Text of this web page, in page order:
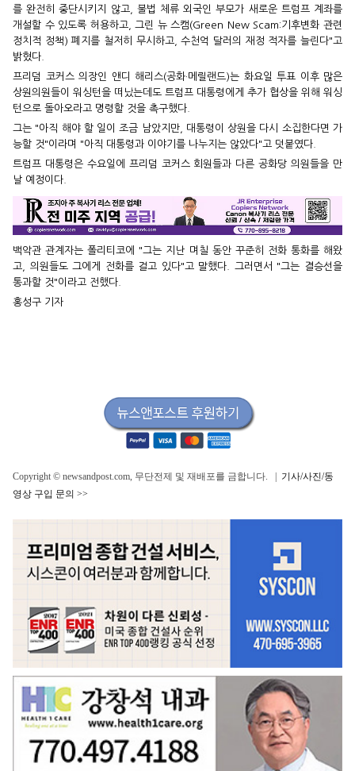
를 완전히 중단시키지 않고, 불법 체류 외국인 부모가 새로운 트럼프 계좌를
개설할 수 있도록 허용하고, 그린 뉴 스캠(Green New Scam:기후변화 관련
정치적 정책) 폐지를 철저히 무시하고, 수천억 달러의 재정 적자를 늘린다"고
밝혔다.
프리덤 코커스 의장인 앤디 해리스(공화·메릴랜드)는 화요일 투표 이후 많은
상원의원들이 워싱턴을 떠났는데도 트럼프 대통령에게 추가 협상을 위해 워싱
턴으로 돌아오라고 명령할 것을 촉구했다.
그는 "아직 해야 할 일이 조금 남았지만, 대통령이 상원을 다시 소집한다면 가
능할 것"이라며 "아직 대통령과 이야기를 나누지는 않았다"고 덧붙였다.
트럼프 대통령은 수요일에 프리덤 코커스 회원들과 다른 공화당 의원들을 만
날 예정이다.
백악관 관계자는 폴리티코에 "그는 지난 며칠 동안 꾸준히 전화 통화를 해왔
고, 의원들도 그에게 전화를 걸고 있다"고 말했다. 그러면서 "그는 결승선을
통과할 것"이라고 전했다.
홍성구 기자
Copyright © newsandpost.com, 무단전제 및 재배포를 금합니다. | 기사/사진/동
영상 구입 문의 >>